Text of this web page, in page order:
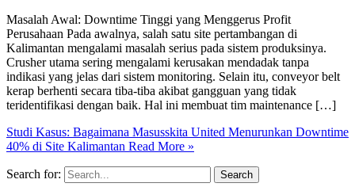
Masalah Awal: Downtime Tinggi yang Menggerus Profit
Perusahaan Pada awalnya, salah satu site pertambangan di
Kalimantan mengalami masalah serius pada sistem produksinya.
Crusher utama sering mengalami kerusakan mendadak tanpa
indikasi yang jelas dari sistem monitoring. Selain itu, conveyor belt
kerap berhenti secara tiba-tiba akibat gangguan yang tidak
teridentifikasi dengan baik. Hal ini membuat tim maintenance […]
Studi Kasus: Bagaimana Masusskita United Menurunkan Downtime
40% di Site Kalimantan Read More »
Search for: